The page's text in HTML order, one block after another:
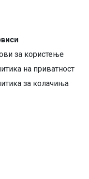
за користење
на приватност
за колачиња